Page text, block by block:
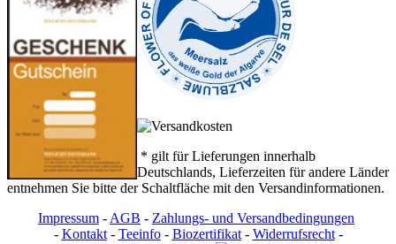
* gilt für Lieferungen innerhalb
Deutschlands, Lieferzeiten für andere Länder
entnehmen Sie bitte der Schaltfläche mit den Versandinformationen.
Impressum - AGB - Zahlungs- und Versandbedingungen
- Kontakt- Teeinfo- Biozertifikat- Widerrufsrecht-